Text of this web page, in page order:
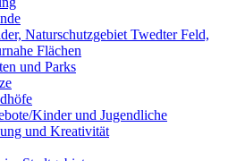
Naturschutzgebiet Twedter Feld,
Flächen
und Parks
Kinder und Jugendliche
und Kreativität